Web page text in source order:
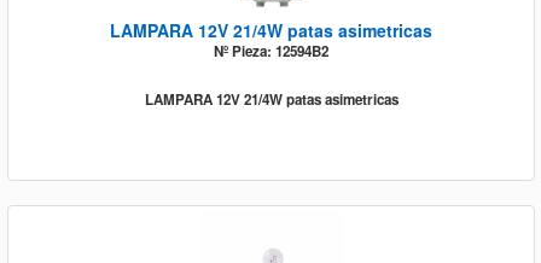
LAMPARA 12V 21/4W patas asimetricas
Nº Pieza: 12594B2
LAMPARA 12V 21/4W patas asimetricas